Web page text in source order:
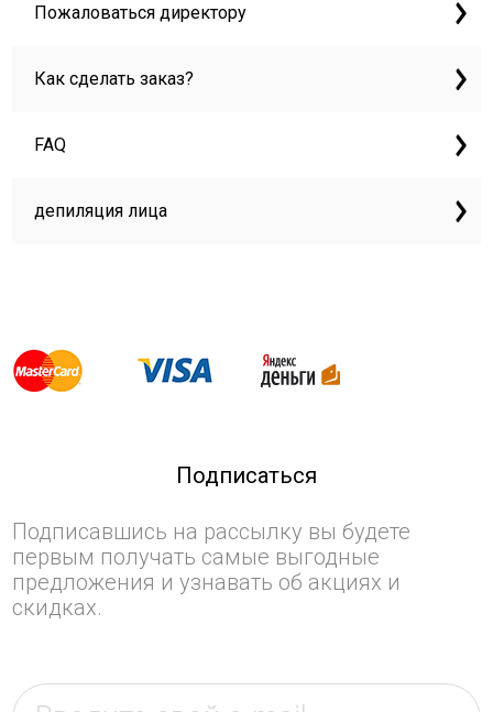
Пожаловаться директору
Как сделать заказ?
FAQ
депиляция лица
Подписаться
Подписавшись на рассылку вы будете
первым получать самые выгодные
предложения и узнавать об акциях и
скидках.